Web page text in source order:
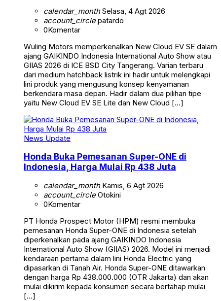
calendar_monthSelasa, 4 Agt 2026
account_circlepatardo
0Komentar
Wuling Motors memperkenalkan New Cloud EV SE dalam
ajang GAIKINDO Indonesia International Auto Show atau
GIIAS 2026 di ICE BSD City Tangerang. Varian terbaru
dari medium hatchback listrik ini hadir untuk melengkapi
lini produk yang mengusung konsep kenyamanan
berkendara masa depan. Hadir dalam dua pilihan tipe
yaitu New Cloud EV SE Lite dan New Cloud […]
News Update
Honda Buka Pemesanan Super-ONE di
Indonesia, Harga Mulai Rp 438 Juta
calendar_monthKamis, 6 Agt 2026
account_circleOtokini
0Komentar
PT Honda Prospect Motor (HPM) resmi membuka
pemesanan Honda Super-ONE di Indonesia setelah
diperkenalkan pada ajang GAIKINDO Indonesia
International Auto Show (GIIAS) 2026. Model ini menjadi
kendaraan pertama dalam lini Honda Electric yang
dipasarkan di Tanah Air. Honda Super-ONE ditawarkan
dengan harga Rp 438.000.000 (OTR Jakarta) dan akan
mulai dikirim kepada konsumen secara bertahap mulai
[…]